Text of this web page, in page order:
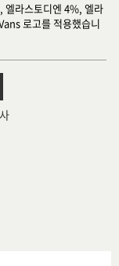
엘라스토디엔 4%, 엘라
로고를 적용했습니